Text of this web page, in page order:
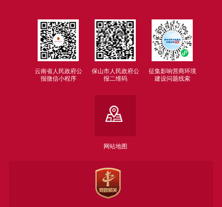
云南省人民政府公
报微信小程序
保山市人民政府公
报二维码
征集影响营商环境
建设问题线索
网站地图